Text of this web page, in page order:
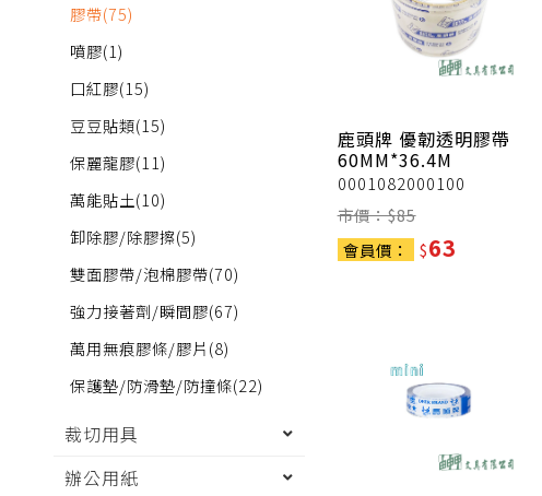
膠帶(75)
噴膠(1)
口紅膠(15)
豆豆貼類(15)
保麗龍膠(11)
萬能貼土(10)
卸除膠/除膠擦(5)
雙面膠帶/泡棉膠帶(70)
強力接著劑/瞬間膠(67)
萬用無痕膠條/膠片(8)
保護墊/防滑墊/防撞條(22)
裁切用具
辦公用紙
鹿頭牌 優韌透明膠帶
60MM*36.4M
0001082000100
市價：$85
會員價：
$63